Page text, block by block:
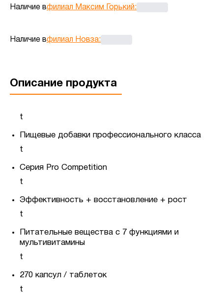
Наличие вфилиал Максим Горький:
Наличие вфилиал Новза:
Описание продукта
t
Пищевые добавки профессионального класса
t
Серия Pro Competition
t
Эффективность + восстановление + рост
t
Питательные вещества с 7 функциями и
мультивитамины
t
270 капсул / таблеток
t